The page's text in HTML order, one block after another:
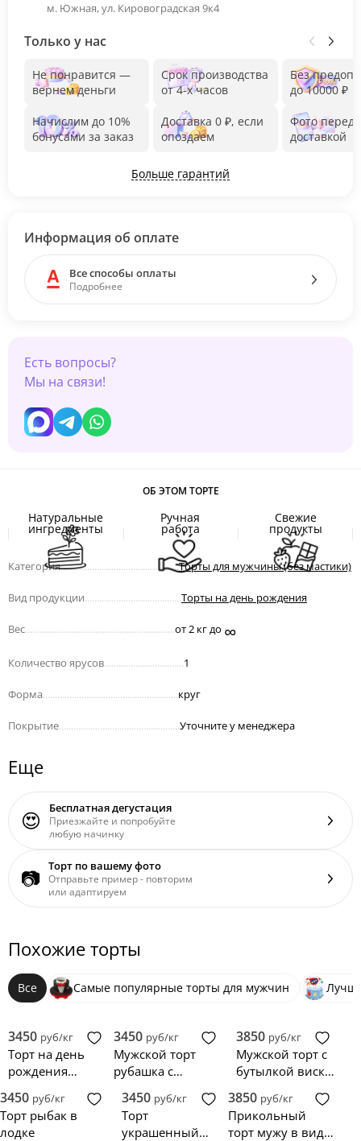
м. Южная, ул. Кировоградская 9к4
Только у нас
Не понравится —
вернем деньги
Начислим до 10%
бонусами за заказ
Срок производства
от 4-х часов
Доставка 0 ₽, если
опоздаем
Без
до 10000 ₽
Фото перед
доставкой
Больше гарантий
Информация об оплате
Все способы оплаты
Подробнее
Есть вопросы?
Мы на связи!
ОБ ЭТОМ ТОРТЕ
Натуральные
ингредиенты
Ручная
работа
Свежие
продукты
Категория.................................................Торты для мужчины (без мастики)
Вид продукции Торты на день рождения
Вес от 2 кг до ∞
Количество ярусов 1
Форма круг
Покрытие Уточните у менеджера
Еще
😍 Бесплатная дегустация
Приезжайте и попробуйте
любую начинку
📷 Торт по вашему фото
Отправьте пример - повторим
или адаптируем
Похожие торты
Все Самые популярные торты для мужчин
3450 руб/кг
Торт на день
рождения
футболисту
3450 руб/кг
Мужской торт
рубашка с
3850 руб/кг
Мужской торт с
бутылкой виски
рождение
3450 руб/кг
Торт рыбак в
лодке
3450 руб/кг
Торт
украшенный
3850 руб/кг
Прикольный
торт мужу в виде